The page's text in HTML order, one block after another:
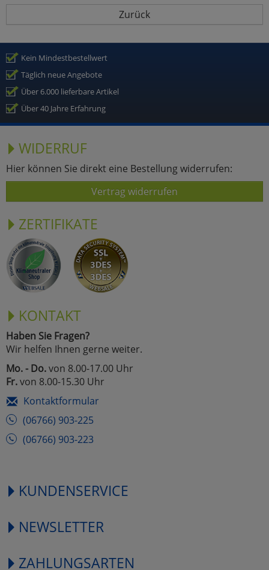
Zurück
Kein Mindestbestellwert
Täglich neue Angebote
Über 6.000 lieferbare Artikel
Über 40 Jahre Erfahrung
WIDERRUF
Hier können Sie direkt eine Bestellung widerrufen:
Vertrag widerrufen
ZERTIFIKATE
KONTAKT
Haben Sie Fragen?
Wir helfen Ihnen gerne weiter.
Mo. - Do.von 8.00-17.00 Uhr
Fr.von 8.00-15.30 Uhr
Kontaktformular
(06766) 903-225
(06766) 903-223
KUNDENSERVICE
NEWSLETTER
ZAHLUNGSARTEN